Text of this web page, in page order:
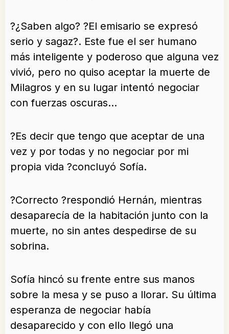
?¿Saben algo? ?El emisario se expresó
serio y sagaz?. Este fue el ser humano
más inteligente y poderoso que alguna vez
vivió, pero no quiso aceptar la muerte de
Milagros y en su lugar intentó negociar
con fuerzas oscuras…
?Es decir que tengo que aceptar de una
vez y por todas y no negociar por mi
propia vida ?concluyó Sofía.
?Correcto ?respondió Hernán, mientras
desaparecía de la habitación junto con la
muerte, no sin antes despedirse de su
sobrina.
Sofía hincó su frente entre sus manos
sobre la mesa y se puso a llorar. Su última
esperanza de negociar había
desaparecido y con ello llegó una